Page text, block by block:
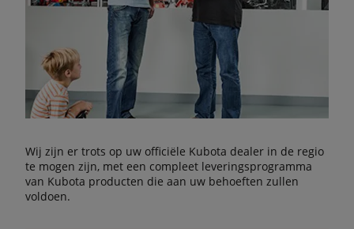
Wij zijn er trots op uw officiële Kubota dealer in de regio
te mogen zijn, met een compleet leveringsprogramma
van Kubota producten die aan uw behoeften zullen
voldoen.